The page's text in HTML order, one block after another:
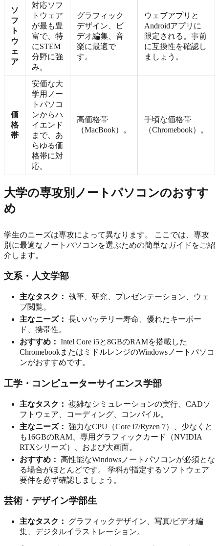
ソ
フ
ト
ウ
ェ
ア
対応ソフ
トウェア
が最も豊
富で、特
にSTEM
分野に強
み。
グラフィック
デザイン、ビ
デオ編集、音
楽に最適で
す。
ウェブアプリと
Androidアプリに
限定される。事前
に互換性を確認し
ましょう。
価
格
帯
安価な大
学用ノー
トパソコ
ンからハ
イエンド
まで、あ
らゆる価
格帯に対
応。
高価格帯
（MacBook）。
手頃な価格帯
（Chromebook）。
大学の専攻別ノートパソコンのおすす
め
学生のニーズは専攻によって異なります。 ここでは、専攻
別に最適なノートパソコンを選ぶための簡単なガイドをご紹
介します。
文系・人文学部
主なタスク： 執筆、研究、プレゼンテーション、ウェ
ブ閲覧。
主なニーズ： 長いバッテリー寿命、優れたキーボー
ド、携帯性。
おすすめ： Intel Core i5と8GBのRAMを搭載した
ChromebookまたはミドルレンジのWindowsノートパソコ
ンがおすすめです。
工学・コンピューターサイエンス学部
主なタスク： 複雑なシミュレーションの実行、CADソ
フトウェア、コーディング、コンパイル。
主なニーズ： 強力なCPU（Core i7/Ryzen 7）、少なくと
も16GBのRAM、専用グラフィックカード（NVIDIA
RTXシリーズ）、および大画面。
おすすめ： 高性能なWindowsノートパソコンが必須とな
る場合がほとんどです。 学科が指定するソフトウェア
要件を必ず確認しましょう。
芸術・デザイン学部生
主なタスク：
グラフィックデザイン、写真/ビデオ編
集、デジタルイラストレーション。